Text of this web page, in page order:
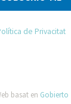
de Privacitat
basat en Gobierto